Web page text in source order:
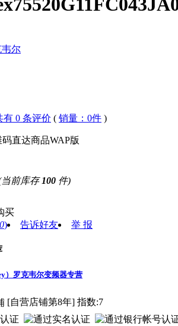
韦尔
有 0 条评价 ( 销量：0件 )
前库存 100 件)
买
0) 告诉好友
举 报
）罗克韦尔变频器专营
[自营店铺第8年] 指数:7